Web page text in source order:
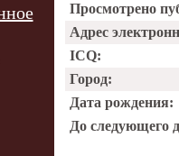
Просмотрено
Адрес
ICQ:
Город:
Дата рождения:
До следующего